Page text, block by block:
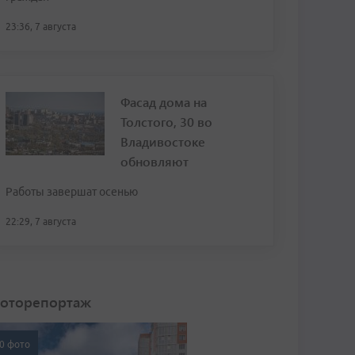
23:36, 7 августа
Фасад дома на
Толстого, 30 во
Владивостоке
обновляют
Работы завершат осенью
22:29, 7 августа
фото